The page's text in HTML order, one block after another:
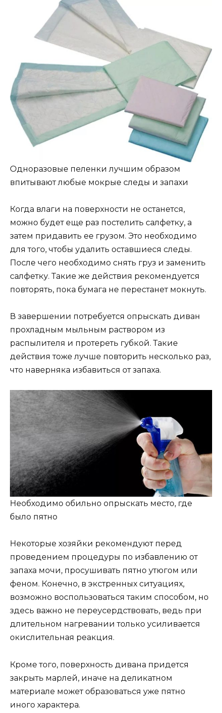
Одноразовые пеленки лучшим образом
впитывают любые мокрые следы и запахи
Когда влаги на поверхности не останется,
можно будет еще раз постелить салфетку, а
затем придавить ее грузом. Это необходимо
для того, чтобы удалить оставшиеся следы.
После чего необходимо снять груз и заменить
салфетку. Такие же действия рекомендуется
повторять, пока бумага не перестанет мокнуть.
В завершении потребуется опрыскать диван
прохладным мыльным раствором из
распылителя и протереть губкой. Такие
действия тоже лучше повторить несколько раз,
что наверняка избавиться от запаха.
Необходимо обильно опрыскать место, где
было пятно
Некоторые хозяйки рекомендуют перед
проведением процедуры по избавлению от
запаха мочи, просушивать пятно утюгом или
феном. Конечно, в экстренных ситуациях,
возможно воспользоваться таким способом, но
здесь важно не переусердствовать, ведь при
длительном нагревании только усиливается
окислительная реакция.
Кроме того, поверхность дивана придется
закрыть марлей, иначе на деликатном
материале может образоваться уже пятно
иного характера.